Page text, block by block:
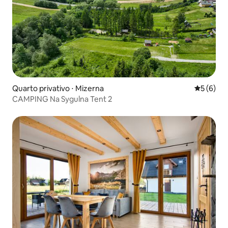
Quarto privativo ⋅ Mizerna 5 de
5 (6)
CAMPING Na Sygulna Tent 2